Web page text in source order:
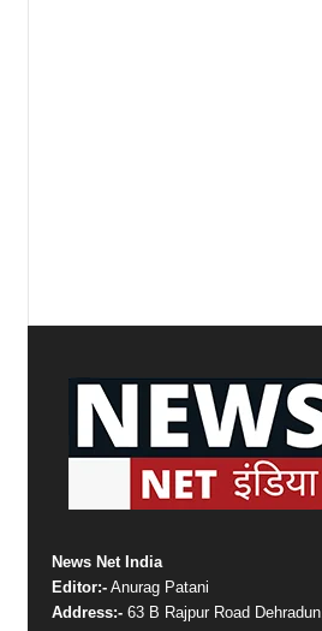
News Net India
Editor:-Anurag Patani
Address:-63 B Rajpur Road Dehradun,